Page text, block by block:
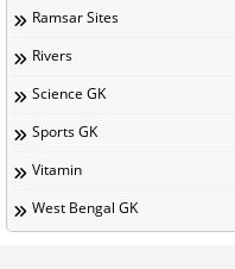
Ramsar Sites
Rivers
Science GK
Sports GK
Vitamin
West Bengal GK